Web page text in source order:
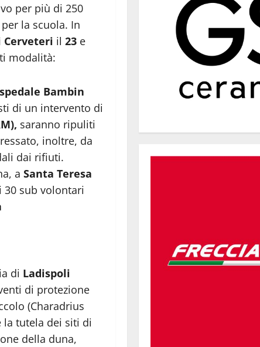
per più di 250
la scuola. In
Cerveteri il 23 e
modalità:
Bambin
di un intervento di
saranno ripuliti
inoltre, da
dai rifiuti.
a Santa Teresa
30 sub volontari
di Ladispoli
di protezione
(Charadrius
la tutela dei siti di
della duna,